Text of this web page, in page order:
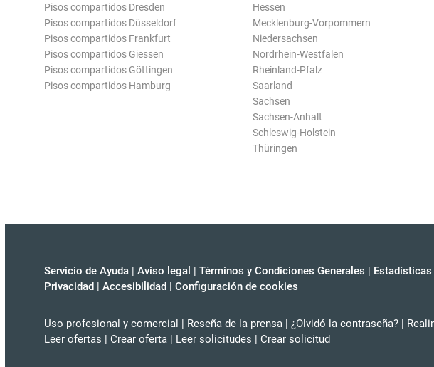
Pisos compartidos Dresden
Pisos compartidos Düsseldorf
Pisos compartidos Frankfurt
Pisos compartidos Giessen
Pisos compartidos Göttingen
Pisos compartidos Hamburg
Hessen
Mecklenburg-Vorpommern
Niedersachsen
Nordrhein-Westfalen
Rheinland-Pfalz
Saarland
Sachsen
Sachsen-Anhalt
Schleswig-Holstein
Thüringen
Servicio de Ayuda | Aviso legal | Términos y Condiciones Generales | Estadísticas
Privacidad | Accesibilidad | Configuración de cookies
Uso profesional y comercial | Reseña de la prensa | ¿Olvidó la contraseña? |
Leer ofertas | Crear oferta | Leer solicitudes | Crear solicitud